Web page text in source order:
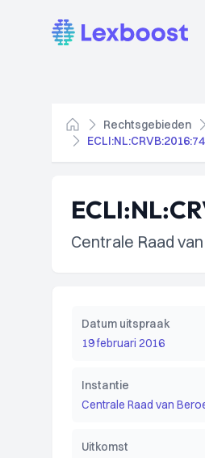
Lexboost
Home
Rechtsgebieden
Centrale Raad
Datum uitspraak
19 februari 2016
Instantie
Centrale Raad van
Uitkomst